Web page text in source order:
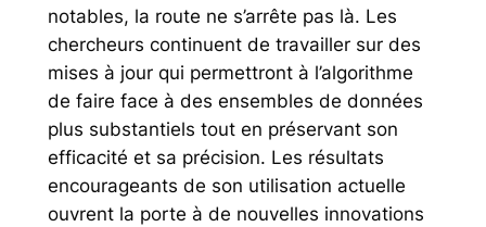
notables, la route ne s’arrête pas là. Les
chercheurs continuent de travailler sur des
mises à jour qui permettront à l’algorithme
de faire face à des ensembles de données
plus substantiels tout en préservant son
efficacité et sa précision. Les résultats
encourageants de son utilisation actuelle
ouvrent la porte à de nouvelles innovations